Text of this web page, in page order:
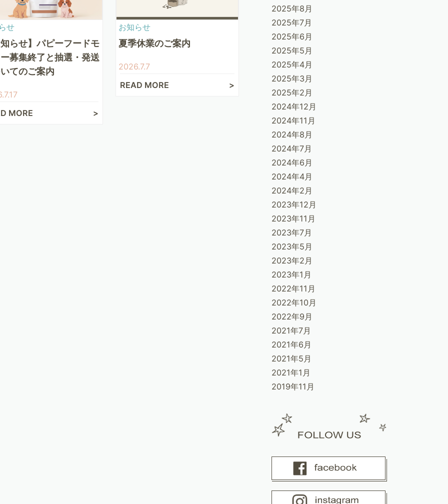
せ
らせ】パピーフードモ
募集終了と抽選・発送
てのご案内
MORE
お知らせ
夏季休業のご案内
2026.7.7
READ MORE
2025年8月
2025年7月
2025年6月
2025年5月
2025年4月
2025年3月
2025年2月
2024年12月
2024年11月
2024年8月
2024年7月
2024年6月
2024年4月
2024年2月
2023年12月
2023年11月
2023年7月
2023年5月
2023年2月
2023年1月
2022年11月
2022年10月
2022年9月
2021年7月
2021年6月
2021年5月
2021年1月
2019年11月